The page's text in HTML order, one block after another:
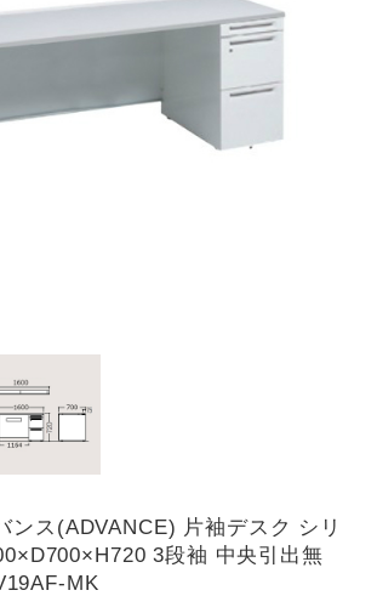
ンス(ADVANCE) 片袖デスク シリ
3段袖 中央引出無
MK